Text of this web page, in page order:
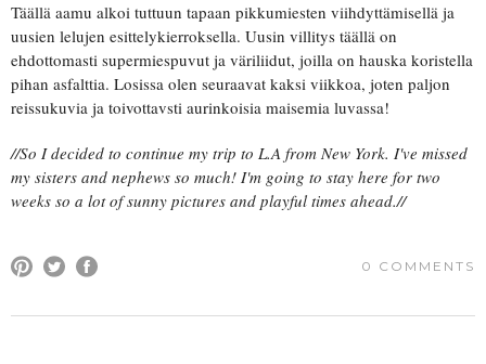
Täällä aamu alkoi tuttuun tapaan pikkumiesten viihdyttämisellä ja
uusien lelujen esittelykierroksella. Uusin villitys täällä on
ehdottomasti supermiespuvut ja väriliidut, joilla on hauska koristella
pihan asfalttia. Losissa olen seuraavat kaksi viikkoa, joten paljon
reissukuvia ja toivottavsti aurinkoisia maisemia luvassa!
//So I decided to continue my trip to L.A from New York. I've missed
my sisters and nephews so much! I'm going to stay here for two
weeks so a lot of sunny pictures and playful times ahead.//
0 COMMENTS